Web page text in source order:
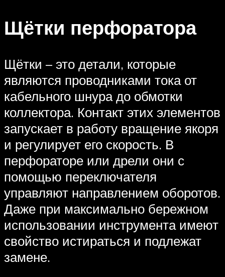
Щётки перфоратора
Щётки – это детали, которые
являются проводниками тока от
кабельного шнура до обмотки
коллектора. Контакт этих элементов
запускает в работу вращение якоря
и регулирует его скорость. В
перфораторе или дрели они с
помощью переключателя
управляют направлением оборотов.
Даже при максимально бережном
использовании инструмента имеют
свойство истираться и подлежат
замене.